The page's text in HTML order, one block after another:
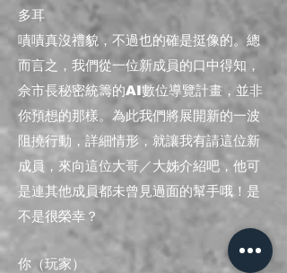
多耳
嘖嘖真沒禮貌，不過也的確是挺像的。總
而言之，我們從一位新成員的口中得知，
佘市長秘密統籌的AI數位導覽計畫，並非
你預想的那樣。為此我們將展開新的一波
阻撓行動，詳細情形，就讓我有請這位新
成員，來向這位大哥／大姊介紹吧，他可
是連其他成員都未曾見過面的幫手哦！是
不是很榮幸？
你（玩家）